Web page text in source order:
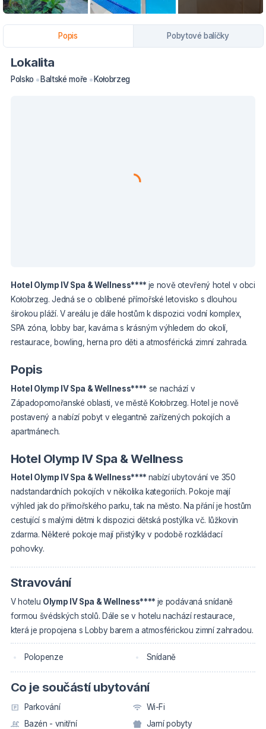
Popis Pobytové balíčky
Lokalita
Polsko Baltské moře Kołobrzeg
Hotel Olymp IV Spa & Wellness**** je nově otevřený hotel v obci
Kołobrzeg. Jedná se o oblíbené přímořské letovisko s dlouhou
širokou pláží. V areálu je dále hostům k dispozici vodní komplex,
SPA zóna, lobby bar, kavárna s krásným výhledem do okolí,
restaurace, bowling, herna pro děti a atmosférická zimní zahrada.
Popis
Hotel Olymp IV Spa & Wellness**** se nachází v
Západopomořanské oblasti, ve městě Kołobrzeg. Hotel je nově
postavený a nabízí pobyt v elegantně zařízených pokojích a
apartmánech.
Hotel Olymp IV Spa & Wellness
Hotel Olymp IV Spa & Wellness**** nabízí ubytování ve 350
nadstandardních pokojích v několika kategoriích. Pokoje mají
výhled jak do přímořského parku, tak na město. Na přání je hostům
cestující s malými dětmi k dispozici dětská postýlka vč. lůžkovin
zdarma. Některé pokoje mají přistýlky v podobě rozkládací
pohovky.
Stravování
V hotelu Olymp IV Spa & Wellness**** je podávaná snídaně
formou švédských stolů. Dále se v hotelu nachází restaurace,
která je propojena s Lobby barem a atmosférickou zimní zahradou.
Polopenze Snídaně
Co je součástí ubytování
Parkování
Wi-Fi
Bazén - vnitřní
Jarní pobyty